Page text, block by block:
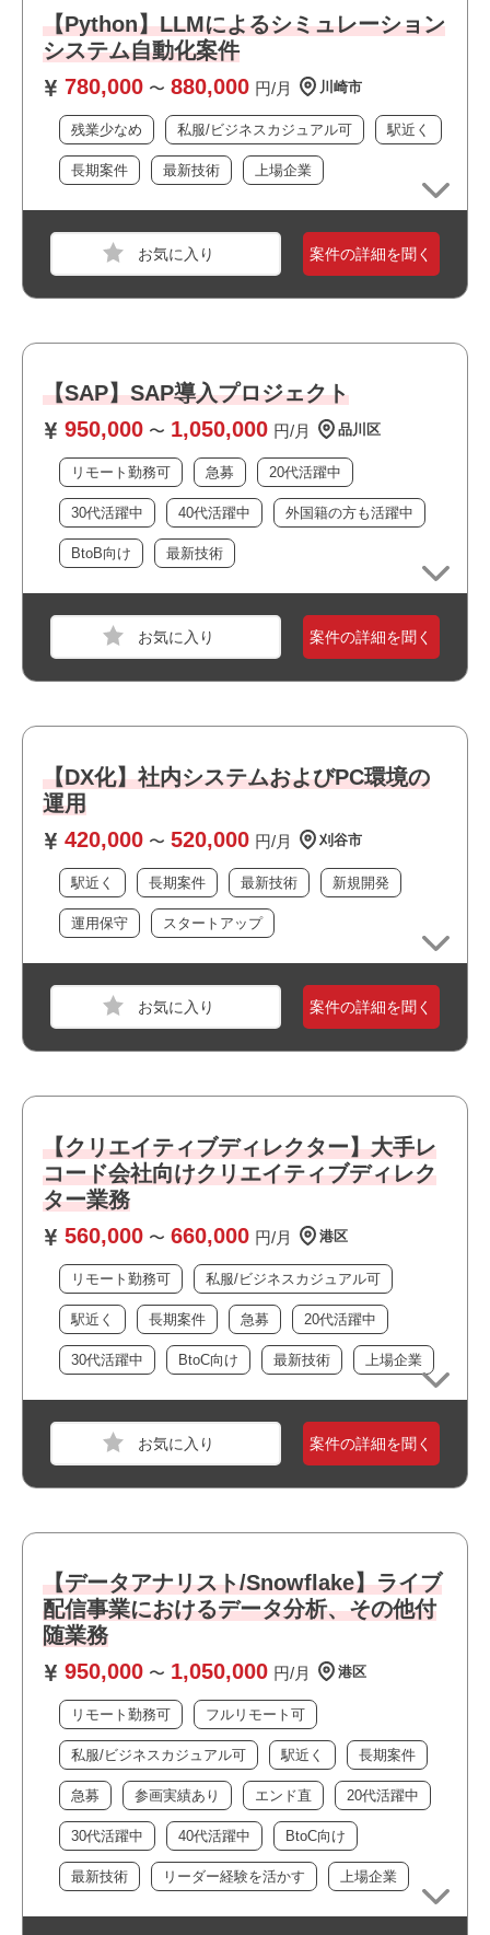
【Python】LLMによるシミュレーション
システム自動化案件
780,000 〜 880,000 円/月 川崎市
残業少なめ 私服/ビジネスカジュアル可 駅近く
長期案件 最新技術 上場企業
案件の詳細を聞く
【SAP】SAP導入プロジェクト
950,000 〜 1,050,000 円/月 品川区
リモート勤務可 急募 20代活躍中
30代活躍中 40代活躍中 外国籍の方も活躍中
BtoB向け 最新技術
・SAP導入経験
・FIコンサル経験（AA,GL,AP,AR）
※モジュールごとに募集しておりますので、提案時に経験
領域をご教示お願いします。
おすすめポイント
・複数路線が利用できアクセス良好です
・上流工程に携われます
・上場企業の案件です
・長期就業が見込める案件です
案件の詳細を聞く
【DX化】社内システムおよびPC環境の
運用
420,000 〜 520,000 円/月 刈谷市
駅近く 長期案件 最新技術 新規開発
運用保守 スタートアップ
職種
社内SE
不動産・建設・設備
スキル
PowerPoint,Word,Excel
必須スキル
・ヘルプデスクまたは社内SEの1年経験
・PCセットアップ／キッティング1年経験
・ネットワークに関する基礎知識
・セキュリティに関する基本的な理解
・ベンダーとのコミュニケーション経験
おすすめポイント
・新規開発に携われます
・自社サービスに携われます
・長期就業が見込める案件です
・私服/ビジネスカジュアルでの勤務が可能です
案件の詳細を聞く
【クリエイティブディレクター】大手レ
コード会社向けクリエイティブディレク
ター業務
560,000 〜 660,000 円/月 港区
リモート勤務可 私服/ビジネスカジュアル可
駅近く 長期案件 急募 20代活躍中
30代活躍中 BtoC向け 最新技術 上場企業
必須スキル
■Webディレクションまたは制作の実務経験（3年以上）
→ワイヤーフレーム作成、進行管理、品質管理の一連の流
れを理解していること。
■高い柔軟性とアドリブ対応力
→「決まった仕様通りに作る」だけでなく、現場の状況変
化や急な要望に対し、代替案を出しながら着地させられる
能力。
■多様なステークホルダーとのコミュニケーション能力
→技術者ではない相手（宣伝・営業・マネジメント）の意
新しい技術は何か」を常にキャッチアップし、企画に反映
させる姿勢。
■ポートフォリオの提出が可能な方
おすすめポイント
・■リモート併用案件
・■社員食堂有り
・■アクセス良好な立地
案件の詳細を聞く
【データアナリスト/Snowflake】ライブ
配信事業におけるデータ分析、その他付
随業務
950,000 〜 1,050,000 円/月 港区
リモート勤務可 フルリモート可
私服/ビジネスカジュアル可 駅近く 長期案件
急募 参画実績あり エンド直 20代活躍中
30代活躍中 40代活躍中 BtoC向け
最新技術 リーダー経験を活かす 上場企業
職種
データ分析エンジニア
必須スキル
・Snowflake を用いたDWH設計・実装経験（3年以上）
┗BigQueryなどで大規模データを扱った方も検討可能
・Python / SQL による分析・データ加工の実務経験（合計
・データマート設計・BIツール連携の経験（Sigma、Table
au、Looker等）
おすすめポイント
職種
システムエンジニア
業界
サービス
スキル
Windows,macOS
必須スキル
・BtoB向けデスクトップアプリの開発経験
・Electronまたは.NETいずれかでの実務経験
・デスクトップアプリの実装からリリースまで一貫して対
応した経験
・テックリードやアーキテクトの経験